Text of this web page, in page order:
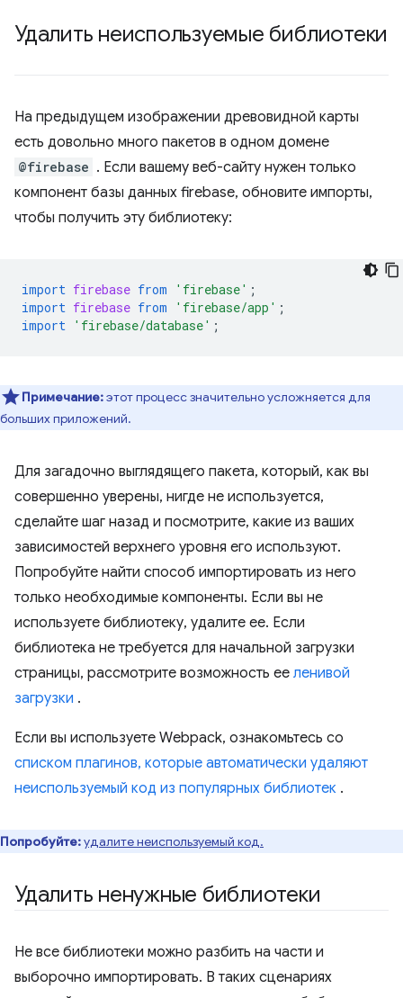
Удалить неиспользуемые библиотеки
На предыдущем изображении древовидной карты
есть довольно много пакетов в одном домене
@firebase . Если вашему веб-сайту нужен только
компонент базы данных firebase, обновите импорты,
чтобы получить эту библиотеку:
import firebase from 'firebase' ;
import firebase from 'firebase/app' ;
import 'firebase/database' ;
Примечание:этот процесс значительно усложняется для
больших приложений.
Для загадочно выглядящего пакета, который, как вы
совершенно уверены, нигде не используется,
сделайте шаг назад и посмотрите, какие из ваших
зависимостей верхнего уровня его используют.
Попробуйте найти способ импортировать из него
только необходимые компоненты. Если вы не
используете библиотеку, удалите ее. Если
библиотека не требуется для начальной загрузки
страницы, рассмотрите возможность ее ленивой
загрузки .
Если вы используете Webpack, ознакомьтесь со
списком плагинов, которые автоматически удаляют
неиспользуемый код из популярных библиотек .
Попробуйте:удалите неиспользуемый код.
Удалить ненужные библиотеки
Не все библиотеки можно разбить на части и
выборочно импортировать. В таких сценариях